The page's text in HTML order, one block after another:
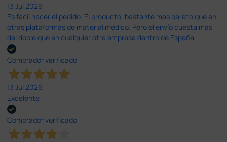
13 Jul 2026
Es fácil hacer el pedido. El producto, bastante mas barato que en
otras plataformas de material médico. Pero el envío cuesta más
del doble que en cualquier otra empresa dentro de España.
Comprador verificado
13 Jul 2026
Excelente
Comprador verificado